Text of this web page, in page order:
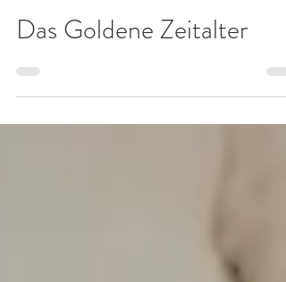
Alexandra von WellBalanced.ENERGY
14. Mai 2022
1 Min. Lesezeit
Das Goldene Zeitalter